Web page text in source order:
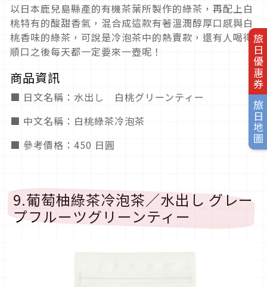
旅日優惠券
旅日地圖
以日本鹿兒島縣產的有機茶葉所製作的綠茶，再配上白
桃特有的酸甜香氣，混合成這款有著溫潤醇厚口感與白
桃香味的綠茶，可說是冷泡茶中的熱賣款，還有人喝得
順口之後每天都一定要來一壺呢！
商品資訊
■ 日文名稱：水出し 白桃グリーンティー
■ 中文名稱：白桃綠茶冷泡茶
■ 參考價格：450 日圓
9.葡萄柚綠茶冷泡茶／水出し グレー
プフルーツグリーンティー